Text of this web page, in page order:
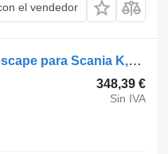
el vendedor
SCANIA,BEHR K-Series (01.06-) 2072977 recirculación de gases de escape para Scania K,N,F-series bus (2006-) autobús
348,39 €
Sin IVA